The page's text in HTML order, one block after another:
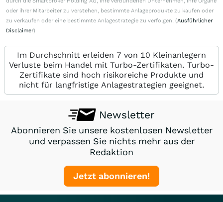
oder ihrer Mitarbeiter zu verstehen, bestimmte Anlageprodukte zu kaufen oder
zu verkaufen oder eine bestimmte Anlagestrategie zu verfolgen. (Ausführlicher
Disclaimer)
Im Durchschnitt erleiden 7 von 10 Kleinanlegern
Verluste beim Handel mit Turbo-Zertifikaten. Turbo-
Zertifikate sind hoch risikoreiche Produkte und
nicht für langfristige Anlagestrategien geeignet.
Newsletter
Abonnieren Sie unsere kostenlosen Newsletter
und verpassen Sie nichts mehr aus der
Redaktion
Jetzt abonnieren!